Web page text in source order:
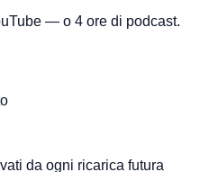
— o 4 ore di podcast.
da ogni ricarica futura